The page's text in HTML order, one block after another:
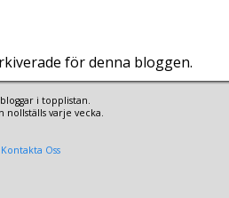
för denna bloggen.
i topplistan.
nollställs varje vecka.
Kontakta Oss